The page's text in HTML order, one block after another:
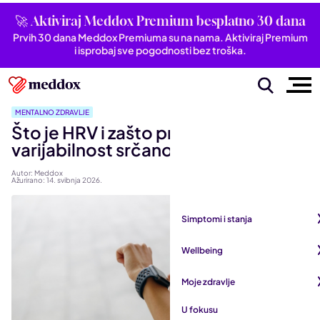
🚀 Aktiviraj Meddox Premium besplatno 30 dana
Prvih 30 dana Meddox Premiuma su na nama. Aktiviraj Premium
i isprobaj sve pogodnosti bez troška.
Simptomi i stanja
Bubrezi i mokraćni sustav
Dišni sustav
Wellbeing
Moje zdravlje
Pogledaj sve iz kategorije
U fokusu
MENTALNO ZDRAVLJE
Što je HRV i zašto pratiti
varijabilnost srčanog ritma?
Autor: Meddox
Ažurirano: 14. svibnja 2026.